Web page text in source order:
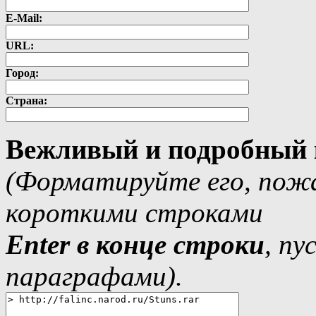
E-Mail:
URL:
Город:
Страна:
Вежливый и подробный
(Форматируйте его,
короткими строками
Еnter в конце строки,
параграфами).